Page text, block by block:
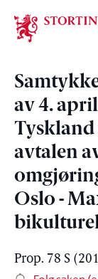
av 4.
Tyskland
avtalen
Oslo -
Prop. 78 S